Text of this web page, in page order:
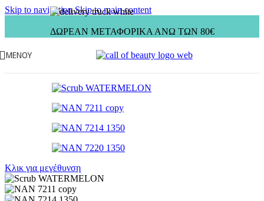
Skip to navigationSkip to main content
ΔΩΡΕΑΝ ΜΕΤΑΦΟΡΙΚΑ ΑΝΩ ΤΩΝ 80€
ΜΕΝΟΎ
Κλικ για μεγέθυνση